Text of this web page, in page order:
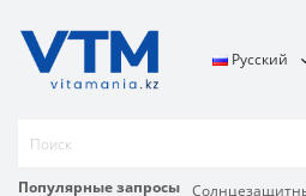
Популярные запросы
Русский